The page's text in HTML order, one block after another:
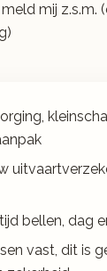
mij z.s.m.
bellen, dag
vast, dit is